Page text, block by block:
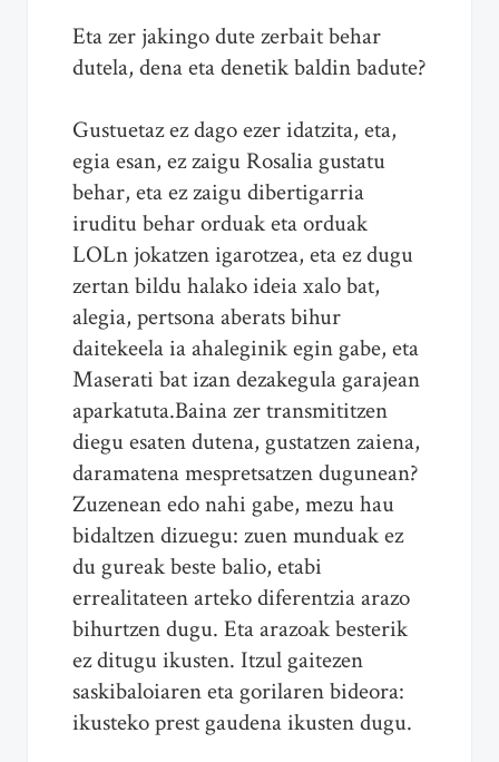
Eta zer jakingo dute zerbait behar
dutela, dena eta denetik baldin badute?
Gustuetaz ez dago ezer idatzita, eta,
egia esan, ez zaigu Rosalia gustatu
behar, eta ez zaigu dibertigarria
iruditu behar orduak eta orduak
LOLn jokatzen igarotzea, eta ez dugu
zertan bildu halako ideia xalo bat,
alegia, pertsona aberats bihur
daitekeela ia ahaleginik egin gabe, eta
Maserati bat izan dezakegula garajean
aparkatuta.Baina zer transmititzen
diegu esaten dutena, gustatzen zaiena,
daramatena mespretsatzen dugunean?
Zuzenean edo nahi gabe, mezu hau
bidaltzen dizuegu: zuen munduak ez
du gureak beste balio, etabi
errealitateen arteko diferentzia arazo
bihurtzen dugu. Eta arazoak besterik
ez ditugu ikusten. Itzul gaitezen
saskibaloiaren eta gorilaren bideora:
ikusteko prest gaudena ikusten dugu.